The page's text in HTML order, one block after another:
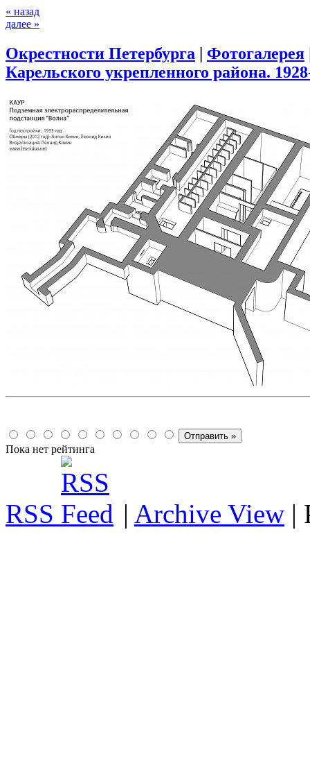
« назад
далее »
Окрестности Петербурга | Фотогалерея
Карельского укрепленного района.
Пока нет рейтинга
RSS | Archive View |